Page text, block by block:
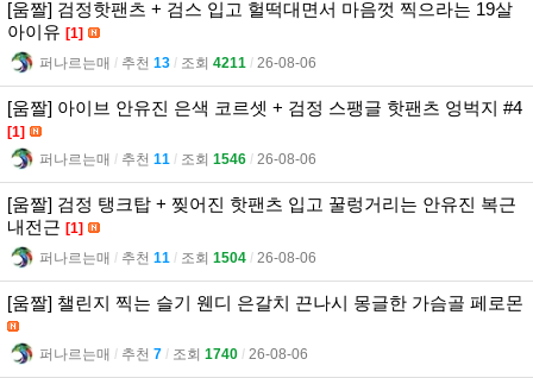
[움짤] 검정핫팬츠 + 검스 입고 헐떡대면서 마음껏 찍으라는 19살
아이유 [1]
퍼나르는매 l 추천 13 l 조회 4211 l 26-08-06
[움짤] 아이브 안유진 은색 코르셋 + 검정 스팽글 핫팬츠 엉벅지 #4
[1]
퍼나르는매 l 추천 11 l 조회 1546 l 26-08-06
[움짤] 검정 탱크탑 + 찢어진 핫팬츠 입고 꿀렁거리는 안유진 복근
내전근 [1]
퍼나르는매 l 추천 11 l 조회 1504 l 26-08-06
[움짤] 챌린지 찍는 슬기 웬디 은갈치 끈나시 몽글한 가슴골 페로몬
퍼나르는매 l 추천 7 l 조회 1740 l 26-08-06